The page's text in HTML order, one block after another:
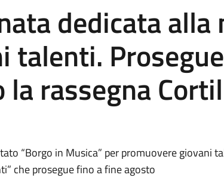
dedicata alla
talenti.
la rassegna
“Borgo in Musica” per promuovere giovani
che prosegue fino a fine agosto